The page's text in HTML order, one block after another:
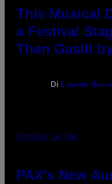
This Musical
a Festival
Then Gaslit
Di Lauren
COURTESY OF PAX
PAX’s New